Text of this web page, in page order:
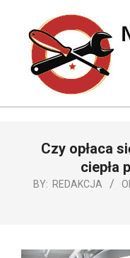
content
NavigationCzy opłaca
ciepła
BY: REDAKCJA